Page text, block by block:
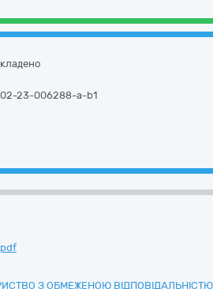
23-006288-a-b1
З ОБМЕЖЕНОЮ